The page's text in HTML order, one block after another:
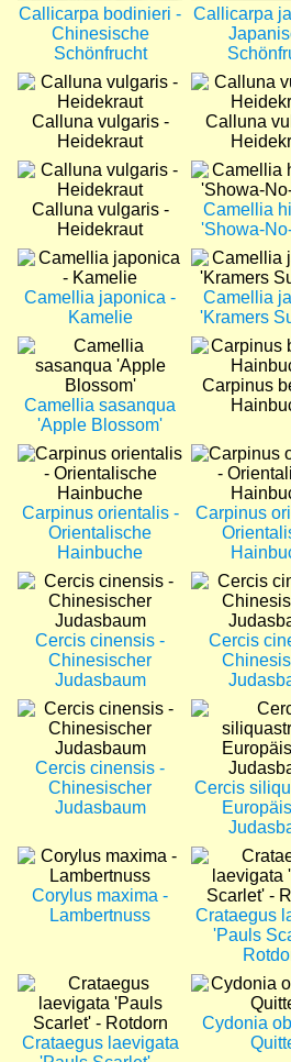
Callicarpa bodinieri -
Chinesische
Schönfrucht
Callicarpa
Bild
Calluna vulgaris -
Heidekraut
Bild
Calluna
Bild
Calluna vulgaris -
Heidekraut
Bild
Camellia
'Showa-
Bild
Camellia japonica -
Kamelie
Bild
Camellia
'Kramers
Bild
Camellia sasanqua
'Apple Blossom'
Bild
Carpinus
Bild
Carpinus orientalis -
Orientalische
Hainbuche
Bild
Carpinus
Bild
Cercis cinensis -
Chinesischer
Judasbaum
Bild
Cercis
Bild
Cercis cinensis -
Chinesischer
Judasbaum
Bild
Cercis
Bild
Corylus maxima -
Lambertnuss
Bild
Crataegus
'Pauls
Bild
Crataegus laevigata
Bild
Cydonia